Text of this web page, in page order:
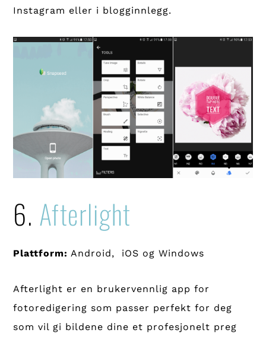
Instagram eller i blogginnlegg.
6. Afterlight
Plattform: Android, iOS og Windows
Afterlight er en brukervennlig app for
fotoredigering som passer perfekt for deg
som vil gi bildene dine et profesjonelt preg